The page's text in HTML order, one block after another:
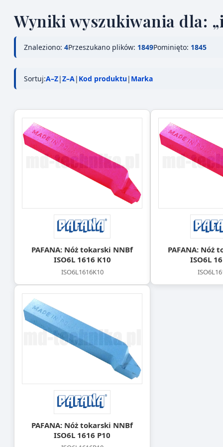
Wyniki wyszukiwania dla:
Znaleziono: 4Przeszukano plików: 1849Pominięto: 1845
Sortuj:A–Z|Z–A| Kod produktu| Marka
PAFANA: Nóż tokarski NNBf
ISO6L 1616 K10
ISO6L1616K10
PAFANA: Nóż
ISO6L
PAFANA: Nóż tokarski NNBf
ISO6L 1616 P10